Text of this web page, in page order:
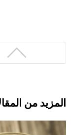
المزيد من